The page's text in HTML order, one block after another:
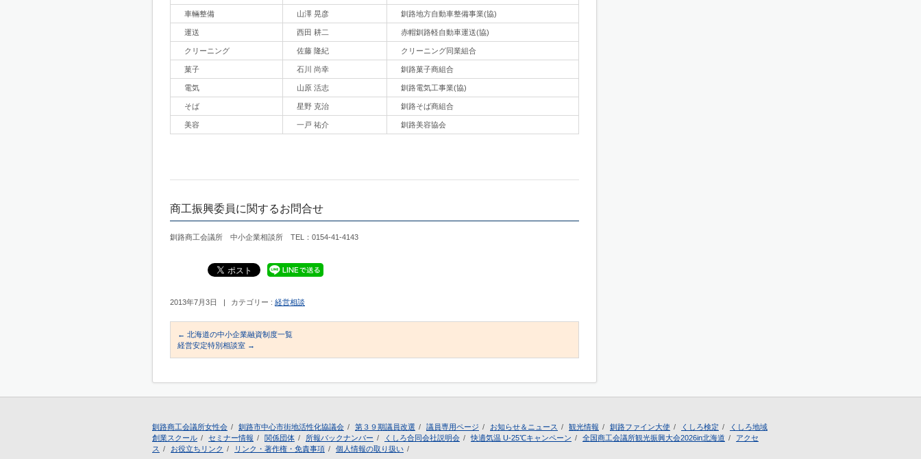
車輛整備 山澤 晃彦 釧路地方自動車整備事業(協)
運送 西田 耕二 赤帽釧路軽自動車運送(協)
クリーニング 佐藤 隆紀 クリーニング同業組合
菓子 石川 尚幸 釧路菓子商組合
電気 山原 活志 釧路電気工事業(協)
そば 星野 克治 釧路そば商組合
美容 一戸 祐介 釧路美容協会
商工振興委員に関するお問合せ
釧路商工会議所 中小企業相談所 TEL：0154-41-4143
2013年7月3日 | カテゴリー : 経営相談
← 北海道の中小企業融資制度一覧
経営安定特別相談室 →
釧路商工会議所女性会 釧路市中心市街地活性化協議会 第３９期議員改選 議員専用ページ お知らせ＆ニュース 観光情報 釧路ファイン大使 くしろ検定
くしろ地域
創業スクール
セミナー情報 関係団体 所報バックナンバー くしろ合同会社説明会 快適気温 U-25℃キャンペーン 全国商工会議所観光振興大会2026in北海道
アクセ
ス
お役立ちリンク リンク・著作権・免責事項 個人情報の取り扱い